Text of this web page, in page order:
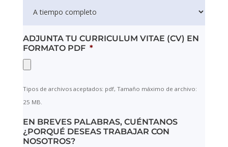
ADJUNTA TU CURRICULUM VITAE (CV) EN
FORMATO PDF *
Tipos de archivos aceptados: pdf, Tamaño máximo de archivo:
25 MB.
EN BREVES PALABRAS, CUÉNTANOS
¿PORQUÉ DESEAS TRABAJAR CON
NOSOTROS?